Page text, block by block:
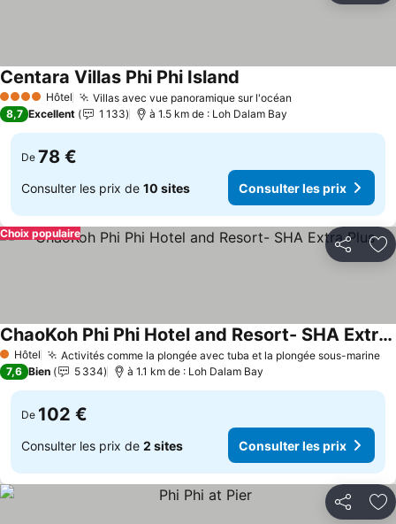
4 Étoiles Hôtel Villas avec vue panoramique sur l'océan
Centara Villas Phi Phi Island
8,7 Excellent 1 133 à 1.5 km de : Loh Dalam Bay
De 78 €
Consulter les prix de 10 sites Consulter les prix
Partager
Choix populaire
1 Étoiles
Hôtel Activités comme la plongée avec tuba et la plongée sous-marine
ChaoKoh Phi Phi Hotel and Resort- SHA Extra Plus
7,6 Bien 5 334 à 1.1 km de : Loh Dalam Bay
De 102 €
Consulter les prix de 2 sites Consulter les prix
Partager